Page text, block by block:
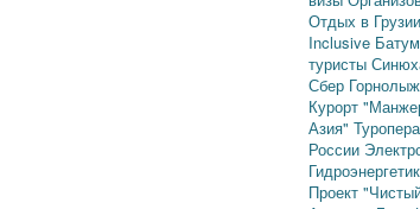
Отдых в Грузии
Inclusive
туристы
Сбер
Курорт
Азия"
России
Проект